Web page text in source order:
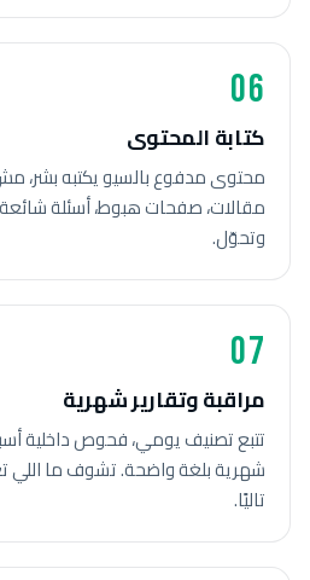
06
كتابة المحتوى
محتوى مدفوع بالسيو يكتبه بشر،
مقالات، صفحات هبوط، أسئلة
وتحوّل.
07
مراقبة وتقارير شهرية
تتبع تصنيف يومي، فحوص داخلية
شهرية بلغة واضحة. تشوف ما اللي
تاليًا.